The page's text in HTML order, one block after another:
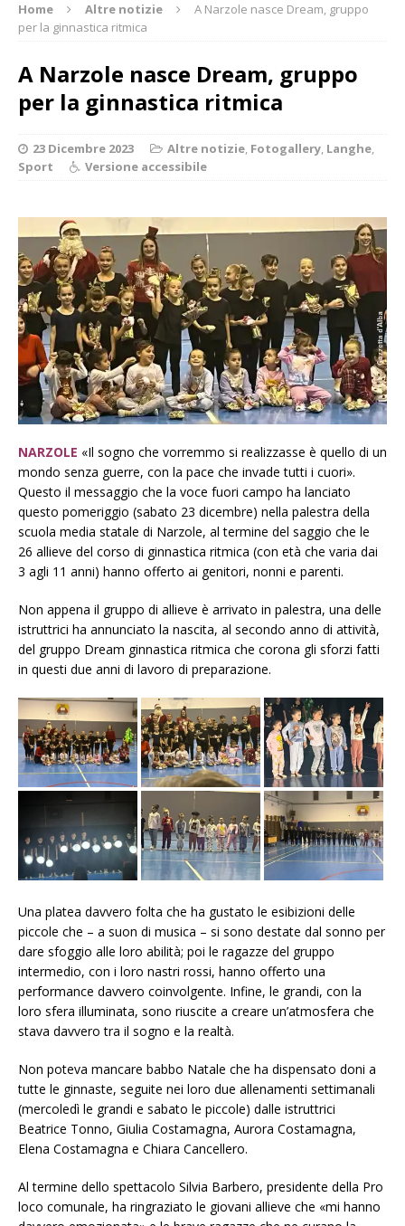
Home Altre notizie
A Narzole nasce Dream, gruppo
per la ginnastica ritmica
A Narzole nasce Dream, gruppo
per la ginnastica ritmica
23 Dicembre 2023 Altre notizie, Fotogallery, Langhe,
Sport
Versione accessibile
NARZOLE «Il sogno che vorremmo si realizzasse è quello di un
mondo senza guerre, con la pace che invade tutti i cuori».
Questo il messaggio che la voce fuori campo ha lanciato
questo pomeriggio (sabato 23 dicembre) nella palestra della
scuola media statale di Narzole, al termine del saggio che le
26 allieve del corso di ginnastica ritmica (con età che varia dai
3 agli 11 anni) hanno offerto ai genitori, nonni e parenti.
Non appena il gruppo di allieve è arrivato in palestra, una delle
istruttrici ha annunciato la nascita, al secondo anno di attività,
del gruppo Dream ginnastica ritmica che corona gli sforzi fatti
in questi due anni di lavoro di preparazione.
Una platea davvero folta che ha gustato le esibizioni delle
piccole che – a suon di musica – si sono destate dal sonno per
dare sfoggio alle loro abilità; poi le ragazze del gruppo
intermedio, con i loro nastri rossi, hanno offerto una
performance davvero coinvolgente. Infine, le grandi, con la
loro sfera illuminata, sono riuscite a creare un’atmosfera che
stava davvero tra il sogno e la realtà.
Non poteva mancare babbo Natale che ha dispensato doni a
tutte le ginnaste, seguite nei loro due allenamenti settimanali
(mercoledì le grandi e sabato le piccole) dalle istruttrici
Beatrice Tonno, Giulia Costamagna, Aurora Costamagna,
Elena Costamagna e Chiara Cancellero.
Al termine dello spettacolo Silvia Barbero, presidente della Pro
loco comunale, ha ringraziato le giovani allieve che «mi hanno